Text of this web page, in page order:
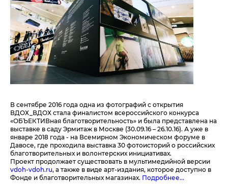
В сентябре 2016 года одна из фотографий с открытия
ВДОХ_ВДОХ стала финалистом всероссийского конкурса
«ОБЪЕКТИВная благотворительность» и была представлена на
выставке в саду Эрмитаж в Москве (30.09.16 – 26.10.16). А уже в
январе 2018 года - на Всемирном Экономическом форуме в
Давосе, где проходила выставка 30 фотоисторий о российских
благотворительных и волонтерских инициативах.
Проект продолжает существовать в мультимедийной версии
vdoh-vdoh.ru, а также в виде арт-издания, которое доступно в
Фонде и благотворительных магазинах. Подробнее...